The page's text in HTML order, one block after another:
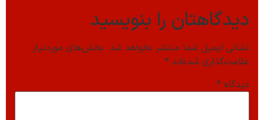
دیدگاهتان را بنویسید
نشانی ایمیل شما منتشر نخواهد شد. بخش‌های موردنیاز
علامت‌گذاری شده‌اند *
دیدگاه *